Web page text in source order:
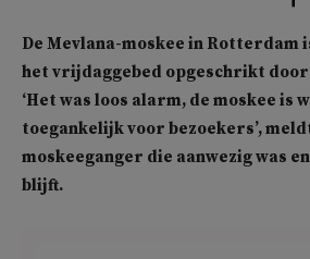
De Mevlana-moskee in Rotterdam
het vrijdaggebed opgeschrikt door
‘Het was loos alarm, de moskee is
toegankelijk voor bezoekers’,
moskeeganger die aanwezig was
blijft.